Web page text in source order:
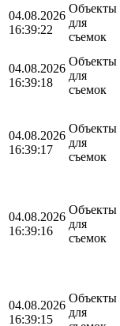
04.08.2026
16:39:22
Объекты
для
съемок
04.08.2026
16:39:18
Объекты
для
съемок
04.08.2026
16:39:17
Объекты
для
съемок
04.08.2026
16:39:16
Объекты
для
съемок
04.08.2026
16:39:15
Объекты
для